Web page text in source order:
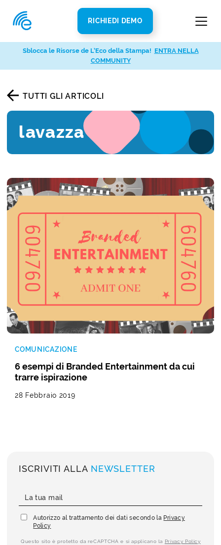
RICHIEDI DEMO
TUTTI GLI ARTICOLI
lavazza
COMUNICAZIONE
6 esempi di Branded Entertainment da cui
trarre ispirazione
28 Febbraio 2019
ISCRIVITI ALLA NEWSLETTER
Autorizzo al trattamento dei dati secondo la Privacy
Policy
Questo sito è protetto da reCAPTCHA e si applicano la Privacy Policy
Sblocca le Risorse de L’Eco della Stampa! ENTRA NELLA
COMMUNITY